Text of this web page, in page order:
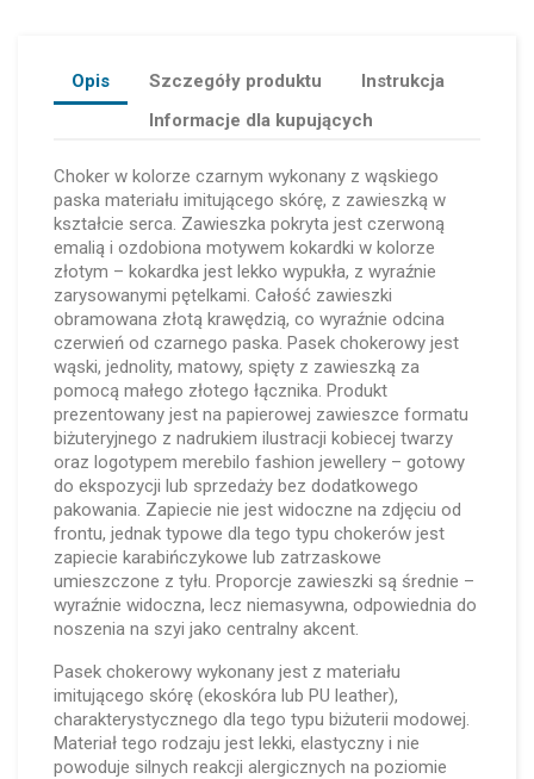
Opis Szczegóły produktu
Instrukcja
Informacje dla kupujących
Choker w kolorze czarnym wykonany z wąskiego
paska materiału imitującego skórę, z zawieszką w
kształcie serca. Zawieszka pokryta jest czerwoną
emalią i ozdobiona motywem kokardki w kolorze
złotym – kokardka jest lekko wypukła, z wyraźnie
zarysowanymi pętelkami. Całość zawieszki
obramowana złotą krawędzią, co wyraźnie odcina
czerwień od czarnego paska. Pasek chokerowy jest
wąski, jednolity, matowy, spięty z zawieszką za
pomocą małego złotego łącznika. Produkt
prezentowany jest na papierowej zawieszce formatu
biżuteryjnego z nadrukiem ilustracji kobiecej twarzy
oraz logotypem merebilo fashion jewellery – gotowy
do ekspozycji lub sprzedaży bez dodatkowego
pakowania. Zapiecie nie jest widoczne na zdjęciu od
frontu, jednak typowe dla tego typu chokerów jest
zapiecie karabińczykowe lub zatrzaskowe
umieszczone z tyłu. Proporcje zawieszki są średnie –
wyraźnie widoczna, lecz niemasywna, odpowiednia do
noszenia na szyi jako centralny akcent.
Pasek chokerowy wykonany jest z materiału
imitującego skórę (ekoskóra lub PU leather),
charakterystycznego dla tego typu biżuterii modowej.
Materiał tego rodzaju jest lekki, elastyczny i nie
powoduje silnych reakcji alergicznych na poziomie